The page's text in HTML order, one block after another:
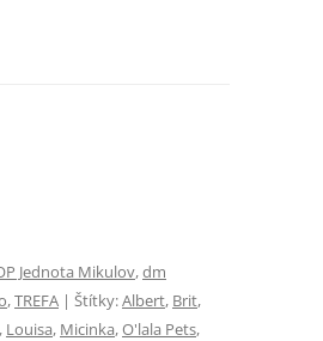
Jednota Mikulov,dm
,TREFA | Štítky:Albert, Brit,
, Louisa, Micinka,O'lala Pets,